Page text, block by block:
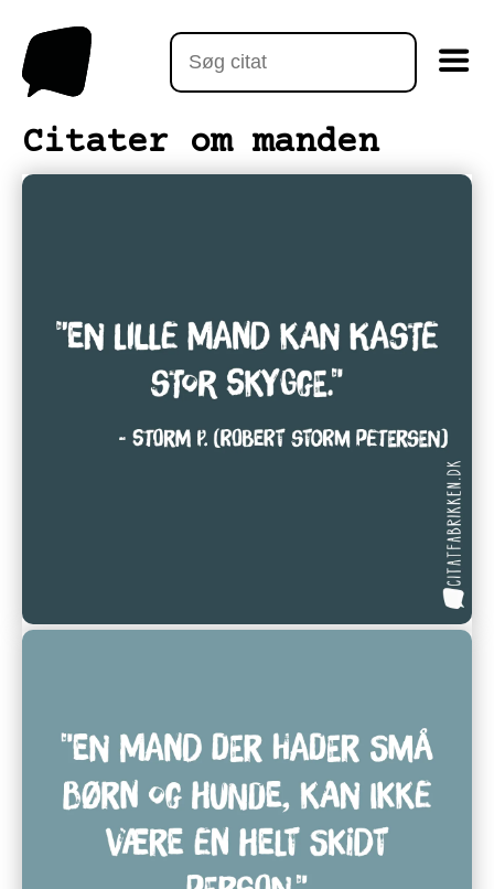
Citater om manden